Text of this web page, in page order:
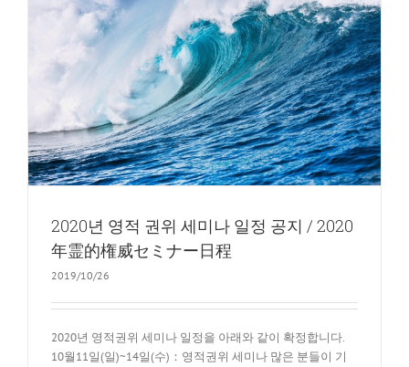
2020년 영적 권위 세미나 일정 공지 / 2020
年霊的権威セミナー日程
2019/10/26
2020년 영적권위 세미나 일정을 아래와 같이 확정합니다.
10월11일(일)~14일(수)：영적권위 세미나 많은 분들이 기